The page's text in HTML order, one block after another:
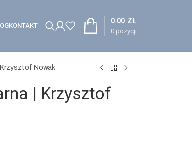
KONTAKT
0 pozycji
0.00 ZŁ
Nowak
| Krzysztof